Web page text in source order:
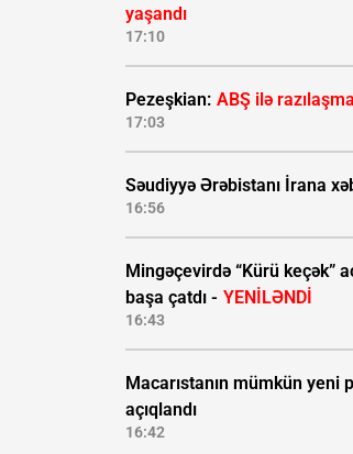
yaşandı
17:10
Pezeşkian: ABŞ ilə
17:03
Səudiyyə Ərəbistanı İrana
16:56
Mingəçevirdə “Kürü keçək”
başa çatdı - YENİLƏNDİ
16:43
Macarıstanın mümkün yeni
açıqlandı
16:42